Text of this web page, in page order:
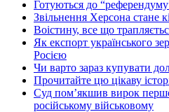
Готуються до
Звільнення Херсона стане
Воістину, все що
Як експорт українського
Росією
Чи варто зараз купувати
Прочитайте цю цікаву
Суд пом’якшив вирок
російському військовому